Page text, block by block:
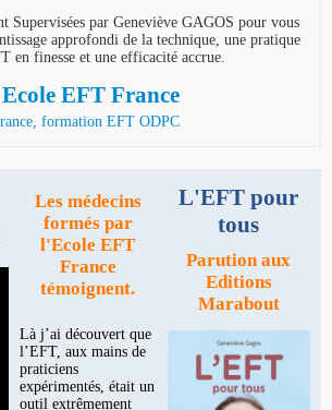
Supervisées par Geneviève GAGOS pour vous
approfondi de la technique, une pratique
en finesse et une efficacité accrue.
Ecole EFT France
Les médecins
formés par
l'Ecole EFT
France
témoignent.
Là j’ai découvert que
l’EFT, aux mains de
praticiens
expérimentés, était un
outil extrêmement
L'EFT pour
tous
Parution aux
Editions
Marabout